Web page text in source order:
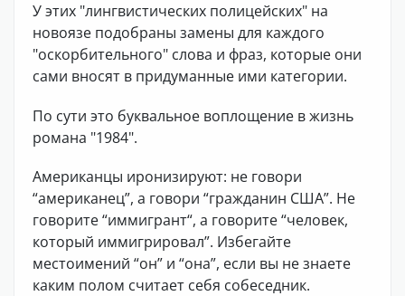
У этих "лингвистических полицейских" на
новоязе подобраны замены для каждого
"оскорбительного" слова и фраз, которые они
сами вносят в придуманные ими категории.
По сути это буквальное воплощение в жизнь
романа "1984".
Американцы иронизируют: не говори
“американец”, а говори “гражданин США”. Не
говорите “иммигрант“, а говорите “человек,
который иммигрировал”. Избегайте
местоимений “он” и “она”, если вы не знаете
каким полом считает себя собеседник.